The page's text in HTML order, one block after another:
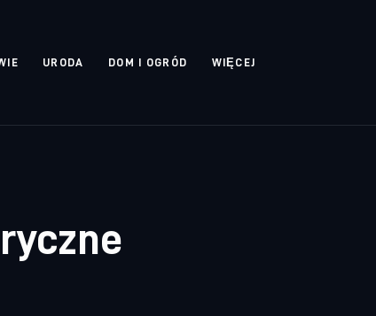
URODA DOM I OGRÓD WIĘCEJ